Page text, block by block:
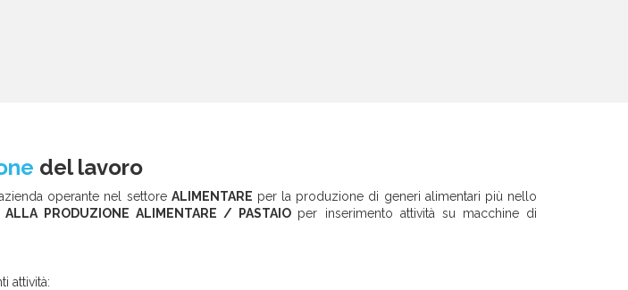
del lavoro
operante nel settore ALIMENTARE per la produzione di generi alimentari più nello
PRODUZIONE ALIMENTARE / PASTAIO per inserimento attività su macchine di
attività: